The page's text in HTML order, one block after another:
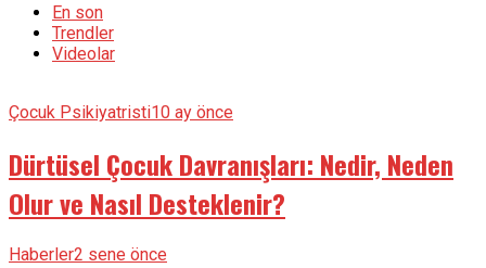
En son
Trendler
Videolar
Çocuk Psikiyatristi10 ay önce
Dürtüsel Çocuk Davranışları: Nedir, Neden
Olur ve Nasıl Desteklenir?
Haberler2 sene önce